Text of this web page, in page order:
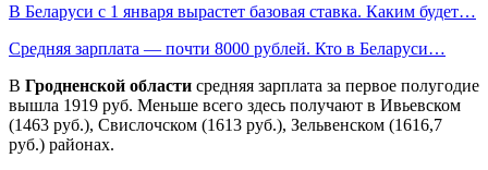
В Беларуси с 1 января вырастет базовая ставка. Каким будет…
Средняя зарплата — почти 8000 рублей. Кто в Беларуси…
В Гродненской области средняя зарплата за первое полугодие
вышла 1919 руб. Меньше всего здесь получают в Ивьевском
(1463 руб.), Свислочском (1613 руб.), Зельвенском (1616,7
руб.) районах.